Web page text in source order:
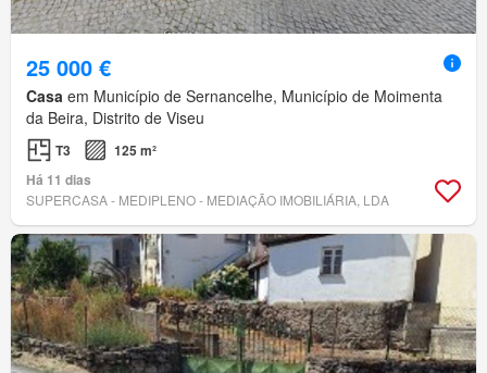
25 000 €
Casa em Município de Sernancelhe, Município de Moimenta
da Beira, Distrito de Viseu
T3
125 m²
Há 11 dias
SUPERCASA - MEDIPLENO - MEDIAÇÃO IMOBILIÁRIA, LDA